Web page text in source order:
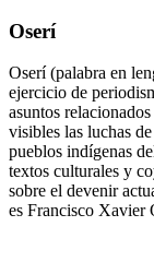
Oserí
Oserí (palabra en
ejercicio de
asuntos
visibles las luchas
pueblos indígenas
textos culturales y
sobre el devenir
es Francisco